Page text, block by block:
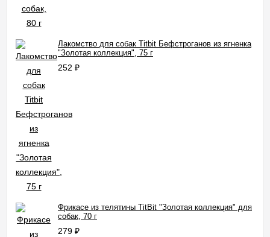
Лакомство для собак Titbit Бефстроганов из ягненка
"Золотая коллекция", 75 г
252 ₽
Фрикасе из телятины TitBit "Золотая коллекция" для
собак, 70 г
279 ₽